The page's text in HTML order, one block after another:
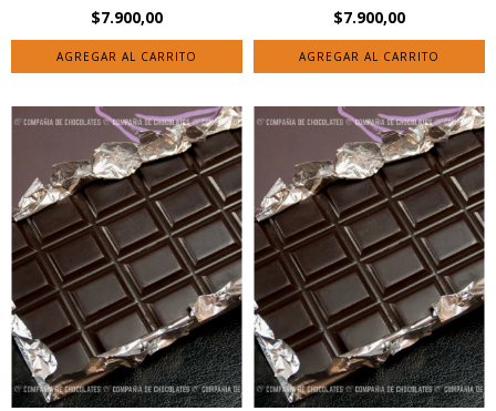
$7.900,00
AGREGAR AL CARRITO
$7.900,00
AGREGAR AL CARRITO